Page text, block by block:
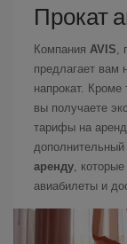
Прокат
Компания AVIS,
предлагает вам
напрокат. Кроме
вы получаете
тарифы на
аренду,
авиабилеты и